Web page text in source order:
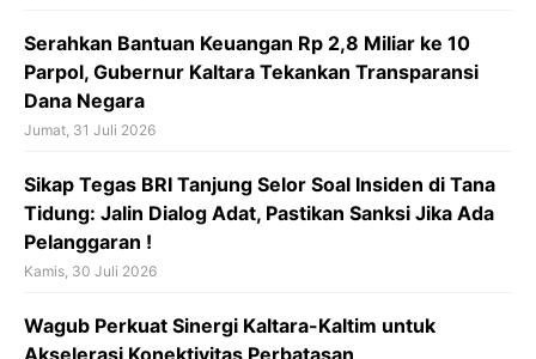
Serahkan Bantuan Keuangan Rp 2,8 Miliar ke 10
Parpol, Gubernur Kaltara Tekankan Transparansi
Dana Negara
Jumat, 31 Juli 2026
Sikap Tegas BRI Tanjung Selor Soal Insiden di Tana
Tidung: Jalin Dialog Adat, Pastikan Sanksi Jika Ada
Pelanggaran !
Kamis, 30 Juli 2026
Wagub Perkuat Sinergi Kaltara-Kaltim untuk